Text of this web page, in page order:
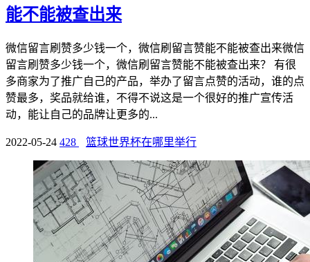
能不能被查出来
微信留言刷赞多少钱一个，微信刷留言赞能不能被查出来微信
留言刷赞多少钱一个，微信刷留言赞能不能被查出来？ 有很
多商家为了推广自己的产品，举办了留言点赞的活动，谁的点
赞最多，奖品就给谁，不得不说这是一个很好的推广宣传活
动，能让自己的品牌让更多的...
2022-05-24 428 篮球世界杯在哪里举行